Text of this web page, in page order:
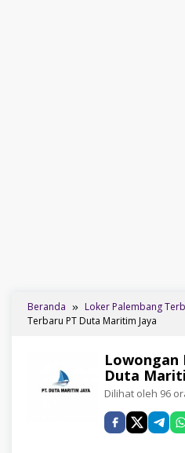
Beranda Loker Palembang
Terbaru PT Duta Maritim Jaya
Lowongan
Duta
Dilihat oleh 96